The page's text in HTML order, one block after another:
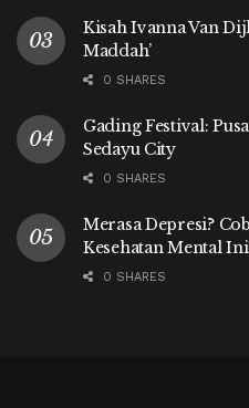
Kisah Ivanna Van
Maddah’
0 SHARES
Gading Festival:
Sedayu City
0 SHARES
Merasa Depresi?
Kesehatan Mental
0 SHARES